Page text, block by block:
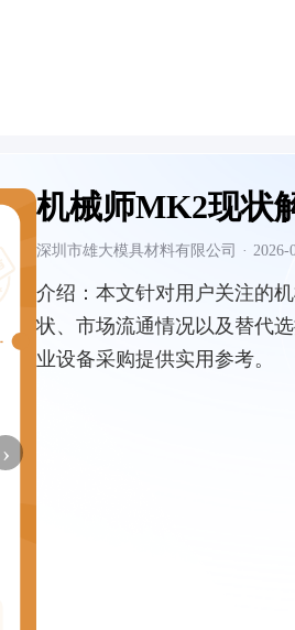
›
机械师MK2现状
深圳市雄大模具材料有限公司 · 2026-
介绍： 本文针对用户关注的
状、市场流通情况以及替代
业设备采购提供实用参考。